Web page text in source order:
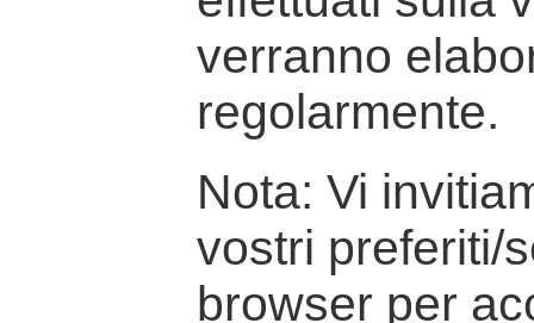
verranno
regolarmente.
Nota: Vi
vostri preferiti/
browser per